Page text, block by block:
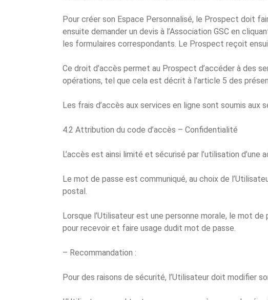
Pour créer son Espace Personnalisé, le Prospect doit
ensuite demander un devis à l’Association GSC en
les formulaires correspondants. Le Prospect reçoit
Ce droit d’accès permet au Prospect d’accéder à des
opérations, tel que cela est décrit à l’article 5 des
Les frais d’accès aux services en ligne sont soumis
4.2 Attribution du code d’accès – Confidentialité
L’accès est ainsi limité et sécurisé par l’utilisation
Le mot de passe est communiqué, au choix de
postal.
Lorsque l’Utilisateur est une personne morale, le mot
pour recevoir et faire usage dudit mot de passe.
– Recommandation :
Pour des raisons de sécurité, l’Utilisateur doit modifier